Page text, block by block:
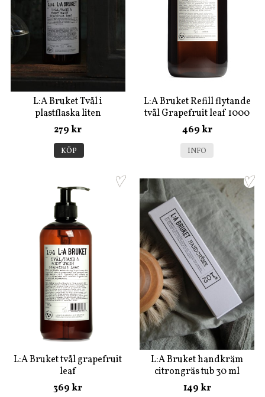
L:A Bruket Tvål i
plastflaska liten
Salvia/rosmarin/lavendel
279 kr
KÖP
L:A Bruket Refill flytande
tvål Grapefruit leaf 1000
ml
469 kr
INFO
L:A Bruket tvål grapefruit
leaf
369 kr
L:A Bruket handkräm
citrongräs tub 30 ml
149 kr